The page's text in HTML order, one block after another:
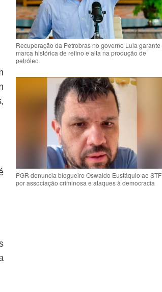
Recuperação da Petrobras no governo Lula garante
marca histórica de refino e alta na produção de
petróleo
PGR denuncia blogueiro Oswaldo Eustáquio ao STF
por associação criminosa e ataques à democracia